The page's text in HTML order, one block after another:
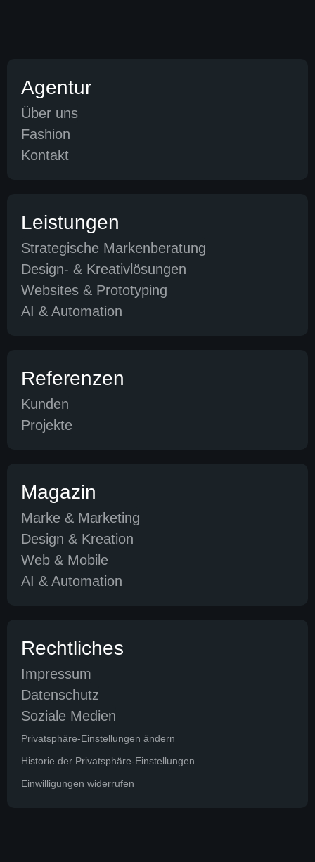
Agentur
Über uns
Fashion
Kontakt
Leistungen
Strategische Markenberatung
Design- & Kreativlösungen
Websites & Prototyping
AI & Automation
Referenzen
Kunden
Projekte
Magazin
Marke & Marketing
Design & Kreation
Web & Mobile
AI & Automation
Rechtliches
Impressum
Datenschutz
Soziale Medien
Privatsphäre-Einstellungen ändern
Historie der Privatsphäre-Einstellungen
Einwilligungen widerrufen